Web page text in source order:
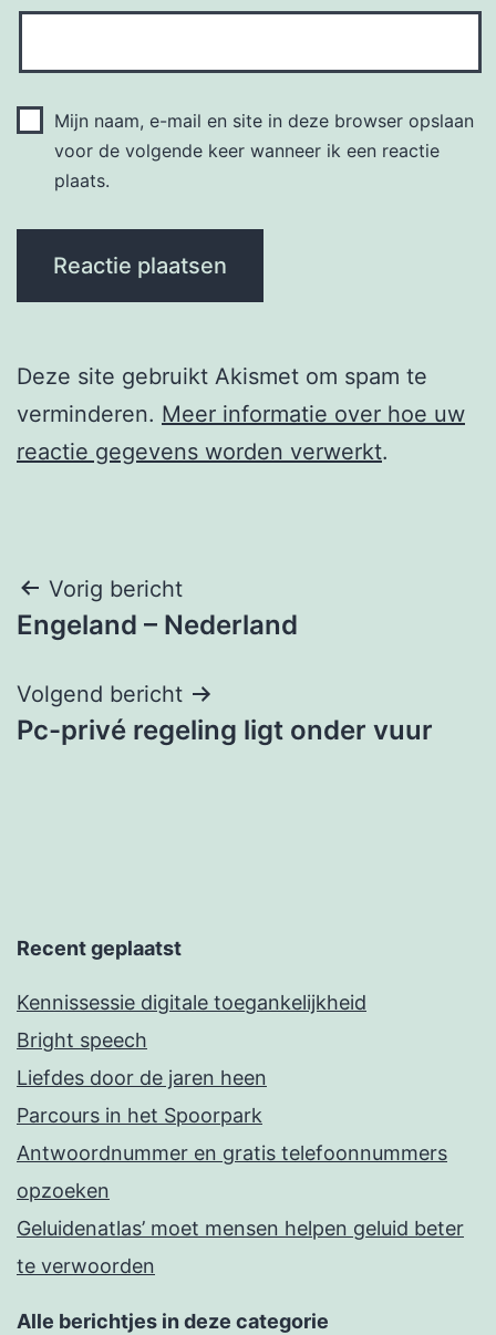
Mijn naam, e-mail en site in deze browser opslaan
voor de volgende keer wanneer ik een reactie
plaats.
Deze site gebruikt Akismet om spam te
verminderen. Meer informatie over hoe uw
reactie gegevens worden verwerkt.
Berichtnavigatie
Vorig bericht
Engeland – Nederland
Volgend bericht
Pc-privé regeling ligt onder vuur
Recent geplaatst
Kennissessie digitale toegankelijkheid
Bright speech
Liefdes door de jaren heen
Parcours in het Spoorpark
Antwoordnummer en gratis telefoonnummers
opzoeken
Geluidenatlas’ moet mensen helpen geluid beter
te verwoorden
Alle berichtjes in deze categorie